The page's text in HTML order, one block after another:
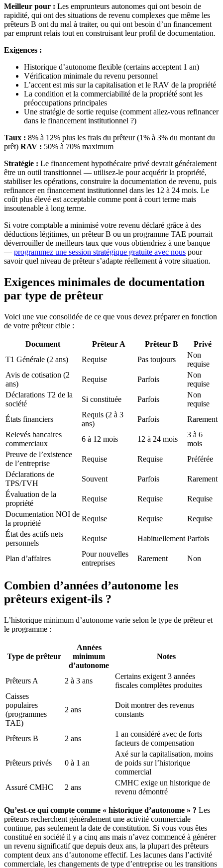
Meilleur pour : Les emprunteurs autonomes qui ont besoin de
rapidité, qui ont des situations de revenu complexes que même les
prêteurs B ont du mal à traiter, ou qui ont besoin d’un financement
par emprunt relais tout en construisant leur profil de documentation.
Exigences :
Historique d’autonome flexible (certains acceptent 1 an)
Vérification minimale du revenu personnel
L’accent est mis sur la capitalisation et le RAV de la propriété
La condition et la commerciabilité de la propriété sont les
préoccupations principales
Une stratégie de sortie requise (comment allez-vous refinancer
dans le financement institutionnel ?)
Taux : 8% à 12% plus les frais du prêteur (1% à 3% du montant du
prêt) RAV : 50% à 70% maximum
Stratégie : Le financement hypothécaire privé devrait généralement
être un outil transitionnel — utilisez-le pour acquérir la propriété,
stabiliser les opérations, construire la documentation de revenu, puis
refinancer en financement institutionnel dans les 12 à 24 mois. Le
coût plus élevé est acceptable comme pont à court terme mais
insoutenable à long terme.
Si votre comptable a minimisé votre revenu déclaré grâce à des
déductions légitimes, un prêteur B ou un programme TAE pourrait
déverrouiller de meilleurs taux que vous obtiendriez à une banque
— programmez une session stratégique gratuite avec nous pour
savoir quel niveau de prêteur s’adapte réellement à votre situation.
Exigences minimales de documentation
par type de prêteur
Voici une vue consolidée de ce que vous devez préparer en fonction
de votre prêteur cible :
Document Prêteur A Prêteur B
Privé
T1 Générale (2 ans)
Requise Pas toujours
Non
requise
Avis de cotisation (2
ans)
Requise Parfois
Non
requise
Déclarations T2 de la
société
Si constituée Parfois
Non
requise
États financiers
Requis (2 à 3
ans)
Parfois
Rarement
Relevés bancaires
commerciaux
6 à 12 mois 12 à 24 mois
3 à 6
mois
Preuve de l’existence
de l’entreprise
Requise Requise
Préférée
Déclarations de
TPS/TVH
Souvent Parfois
Rarement
Évaluation de la
propriété
Requise Requise
Requise
Documentation NOI de
la propriété
Requise Requise
Requise
État des actifs nets
personnels
Requise Habituellement Parfois
Plan d’affaires
Pour nouvelles
entreprises
Rarement Non
Combien d’années d’autonome les
prêteurs exigent-ils ?
L’historique minimum d’autonome varie selon le type de prêteur et
le programme :
Type de prêteur
Années
minimum
d’autonome
Notes
Prêteurs A 2 à 3 ans
Certains exigent 3 années
fiscales complètes produites
Caisses
populaires
(programmes
TAE)
2 ans
Doit montrer des revenus
constants
Prêteurs B 2 ans
1 an considéré avec de forts
facteurs de compensation
Prêteurs privés 0 à 1 an
Axé sur la capitalisation, moins
de poids sur l’historique
commercial
Assuré CMHC
2 ans
CMHC exige un historique de
revenu démontré
Qu’est-ce qui compte comme « historique d’autonome » ? Les
prêteurs recherchent généralement une activité commerciale
continue, pas seulement la date de constitution. Si vous vous êtes
constitué en société il y a cinq ans mais n’avez commencé à générer
un revenu significatif que depuis deux ans, la plupart des prêteurs
comptent deux ans d’autonome effectif. Les lacunes dans l’activité
commerciale, les changements de type d’entreprise ou les transitions